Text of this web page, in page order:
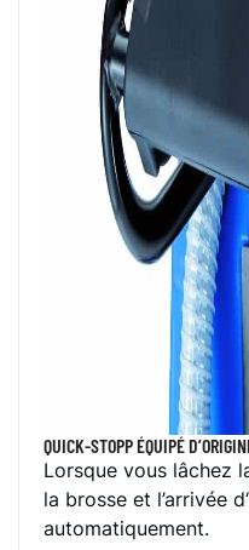
QUICK-STOPP ÉQUIPÉ
Lorsque vous lâchez
la brosse et l’arrivée
automatiquement.